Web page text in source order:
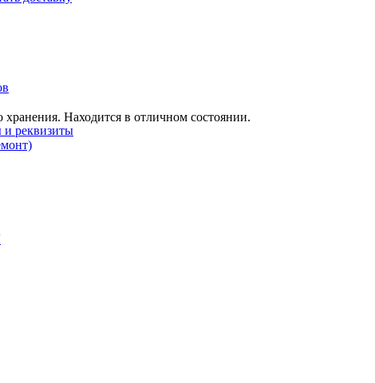
и реквизиты
Находится в отличном состоянии.